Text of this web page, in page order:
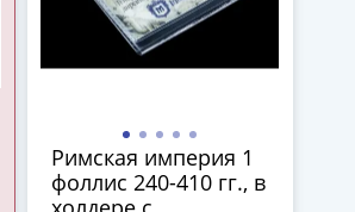
Римская империя 1
фоллис 240-410 гг., в